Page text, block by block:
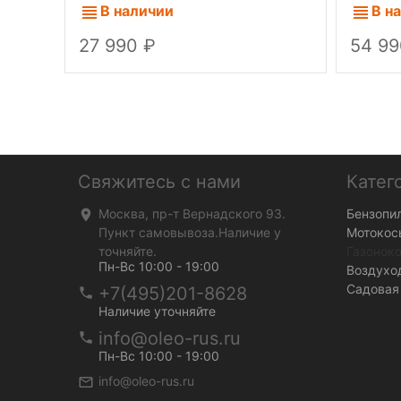
В наличии
27 990
В
54
Свяжитесь с нами
Москва, пр-т Вернадского 93.
Пункт самовывоза.Наличие у
точняйте.
Пн-Вс 10:00 - 19:00
+7(495)201-8628
Наличие уточняйте
info@oleo-rus.ru
Пн-Вс 10:00 - 19:00
info@oleo-rus.ru
Садовая